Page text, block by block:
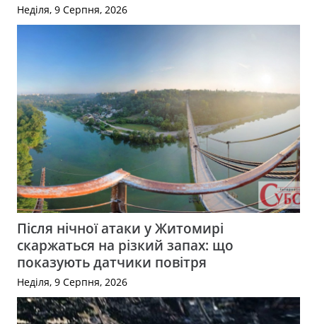
Неділя, 9 Серпня, 2026
Після нічної атаки у Житомирі
скаржаться на різкий запах: що
показують датчики повітря
Неділя, 9 Серпня, 2026